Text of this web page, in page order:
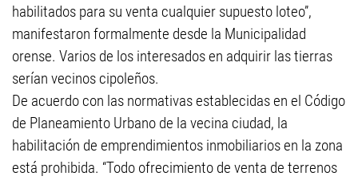
habilitados para su venta cualquier supuesto loteo”,
manifestaron formalmente desde la Municipalidad
orense. Varios de los interesados en adquirir las tierras
serían vecinos cipoleños.
De acuerdo con las normativas establecidas en el Código
de Planeamiento Urbano de la vecina ciudad, la
habilitación de emprendimientos inmobiliarios en la zona
está prohibida. “Todo ofrecimiento de venta de terrenos